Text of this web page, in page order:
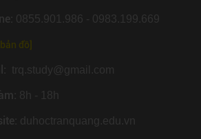
0855.901.986 - 0983.199.669
đồ]
trq.study@gmail.com
8h - 18h
duhoctranquang.edu.vn